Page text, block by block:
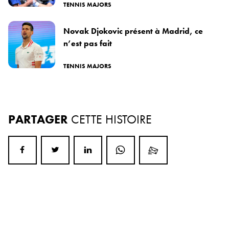
TENNIS MAJORS
Novak Djokovic présent à Madrid, ce
n’est pas fait
TENNIS MAJORS
PARTAGER CETTE HISTOIRE